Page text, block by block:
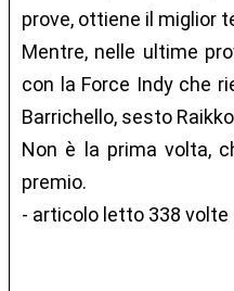
prove, ottiene il miglior
Mentre, nelle ultime
con la Force Indy che
Barrichello, sesto
Non è la prima volta,
premio.
- articolo letto 338 volte